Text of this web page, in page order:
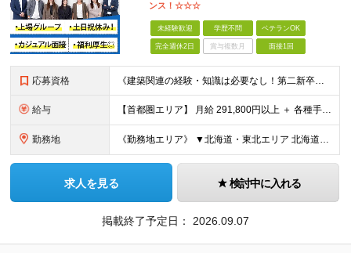
ンス！☆☆☆
未経験歓迎 学歴不問 ベテランOK
完全週休2日 賞与複数月 面接1回
応募資格 《建築関連の経験・知識は必要なし！第二新卒歓迎》 ◎学歴・経歴・性別不問 ★20～30代メンバーが活躍中 ★U・Iターン歓迎 《応募条件》 ◆35歳までの方（若年層の長期キャリア形成を図るため） ※
給与 【首都圏エリア】 月給 291,800円以上 ＋ 各種手当 【北関東エリア】 月給 264,260円以上 ＋ 各種手当 【関西・四国エリア】 月給 278,040円以上 ＋ 各種手当 【中部エリ
勤務地 《勤務地エリア》 ▼北海道・東北エリア 北海道、青森県、秋田県、宮城県、岩手県、山形県、福島県 ▼関東エリア 東京都、神奈川県、埼玉県、茨城県、千葉県、群馬県、栃木県 ▼東海・北陸エリア 新潟県、
求人を見る 検討中に入れる
掲載終了予定日： 2026.09.07